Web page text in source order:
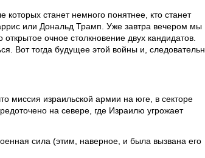
станет немного понятнее, кто станет
или Дональд Трамп. Уже завтра вечером мы
очное столкновение двух кандидатов.
Вот тогда будущее этой войны и,
миссия израильской армии на юге, в секторе
на севере, где Израилю угрожает
сила (этим, наверное, и была вызвана его